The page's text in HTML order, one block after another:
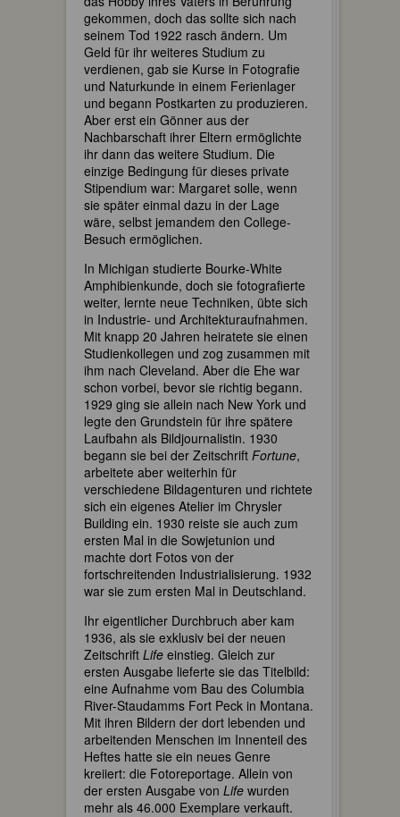
gekommen, doch das sollte sich nach
seinem Tod 1922 rasch ändern. Um
Geld für ihr weiteres Studium zu
verdienen, gab sie Kurse in Fotografie
und Naturkunde in einem Ferienlager
und begann Postkarten zu produzieren.
Aber erst ein Gönner aus der
Nachbarschaft ihrer Eltern ermöglichte
ihr dann das weitere Studium. Die
einzige Bedingung für dieses private
Stipendium war: Margaret solle, wenn
sie später einmal dazu in der Lage
wäre, selbst jemandem den College-
Besuch ermöglichen.
In Michigan studierte Bourke-White
Amphibienkunde, doch sie fotografierte
weiter, lernte neue Techniken, übte sich
in Industrie- und Architekturaufnahmen.
Mit knapp 20 Jahren heiratete sie einen
Studienkollegen und zog zusammen mit
ihm nach Cleveland. Aber die Ehe war
schon vorbei, bevor sie richtig begann.
1929 ging sie allein nach New York und
legte den Grundstein für ihre spätere
Laufbahn als Bildjournalistin. 1930
begann sie bei der Zeitschrift Fortune,
arbeitete aber weiterhin für
verschiedene Bildagenturen und richtete
sich ein eigenes Atelier im Chrysler
Building ein. 1930 reiste sie auch zum
ersten Mal in die Sowjetunion und
machte dort Fotos von der
fortschreitenden Industrialisierung. 1932
war sie zum ersten Mal in Deutschland.
Ihr eigentlicher Durchbruch aber kam
1936, als sie exklusiv bei der neuen
Zeitschrift Life einstieg. Gleich zur
ersten Ausgabe lieferte sie das Titelbild:
eine Aufnahme vom Bau des Columbia
River-Staudamms Fort Peck in Montana.
Mit ihren Bildern der dort lebenden und
arbeitenden Menschen im Innenteil des
Heftes hatte sie ein neues Genre
kreiiert: die Fotoreportage. Allein von
der ersten Ausgabe von Life wurden
mehr als 46.000 Exemplare verkauft.